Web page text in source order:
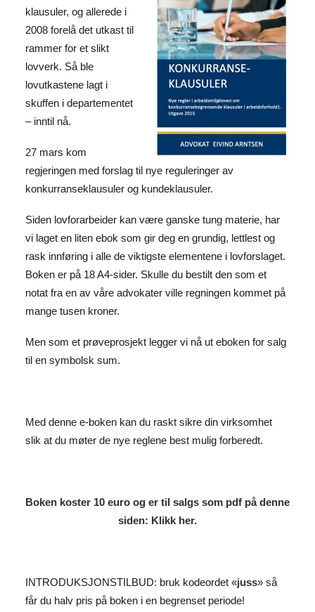
klausuler, og allerede i
2008 forelå det utkast til
rammer for et slikt
lovverk. Så ble
lovutkastene lagt i
skuffen i departementet
– inntil nå.
27 mars kom
regjeringen med forslag til nye reguleringer av
konkurranseklausuler og kundeklausuler.
Siden lovforarbeider kan være ganske tung materie, har
vi laget en liten ebok som gir deg en grundig, lettlest og
rask innføring i alle de viktigste elementene i lovforslaget.
Boken er på 18 A4-sider. Skulle du bestilt den som et
notat fra en av våre advokater ville regningen kommet på
mange tusen kroner.
Men som et prøveprosjekt legger vi nå ut eboken for salg
til en symbolsk sum.
Med denne e-boken kan du raskt sikre din virksomhet
slik at du møter de nye reglene best mulig forberedt.
Boken koster 10 euro og er til salgs som pdf på denne
siden: Klikk her.
INTRODUKSJONSTILBUD: bruk kodeordet «juss» så
får du halv pris på boken i en begrenset periode!